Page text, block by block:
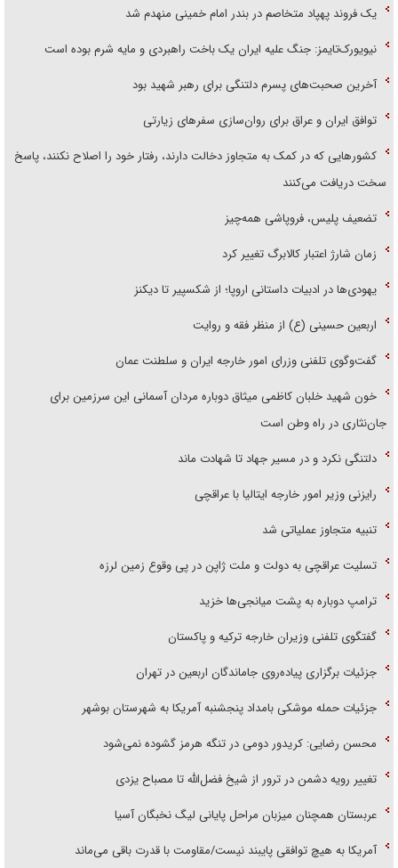
یک فروند پهپاد متخاصم در بندر امام خمینی منهدم شد
نیویورک‌تایمز: جنگ علیه ایران یک باخت راهبردی و مایه شرم بوده است
آخرین صحبت‌های پسرم دلتنگی برای رهبر شهید بود
توافق ایران و عراق برای روان‌سازی سفر‌های زیارتی
کشور‌هایی که در کمک به متجاوز دخالت دارند، رفتار خود را اصلاح نکنند، پاسخ
سخت دریافت می‌کنند
تضعیف پلیس، فروپاشی همه‌چیز
زمان شارژ اعتبار کالابرگ تغییر کرد
یهودی‌ها در ادبیات داستانی اروپا؛ از شکسپیر تا دیکنز
اربعین حسینی (ع) از منظر فقه و روایت
گفت‌وگوی تلفنی وزرای امور خارجه ایران و سلطنت عمان
خون شهید خلبان کاظمی میثاق دوباره مردان آسمانی این سرزمین برای
جان‌نثاری در راه وطن است
دلتنگی نکرد و در مسیر جهاد تا شهادت ماند
رایزنی وزیر امور خارجه ایتالیا با عراقچی
تنبیه متجاوز عملیاتی شد
تسلیت عراقچی به دولت و ملت ژاپن در پی وقوع زمین لرزه
ترامپ دوباره به پشت میانجی‌ها خزید
گفتگوی تلفنی وزیران خارجه ترکیه و پاکستان
جزئیات برگزاری پیاده‌روی جاماندگان اربعین در تهران
جزئیات حمله موشکی بامداد پنجشنبه آمریکا به شهرستان بوشهر
محسن رضایی: کریدور دومی در تنگه هرمز گشوده نمی‌شود
تغییر رویه دشمن در ترور از شیخ فضل‌الله تا مصباح یزدی
عربستان همچنان میزبان مراحل پایانی لیگ نخبگان آسیا
آمریکا به هیچ توافقی پایبند نیست/مقاومت با قدرت باقی می‌ماند